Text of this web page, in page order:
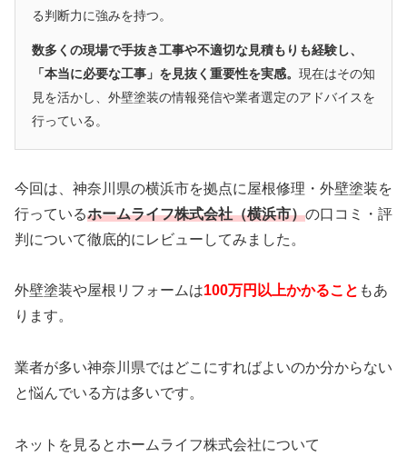
る判断力に強みを持つ。
数多くの現場で手抜き工事や不適切な見積もりも経験し、
「本当に必要な工事」を見抜く重要性を実感。 現在はその知
見を活かし、外壁塗装の情報発信や業者選定のアドバイスを
行っている。
今回は、神奈川県の横浜市を拠点に屋根修理・外壁塗装を
行っているホームライフ株式会社（横浜市）の口コミ・評
判について徹底的にレビューしてみました。
外壁塗装や屋根リフォームは100万円以上かかること もあ
ります。
業者が多い神奈川県ではどこにすればよいのか分からない
と悩んでいる方は多いです。
ネットを見るとホームライフ株式会社について